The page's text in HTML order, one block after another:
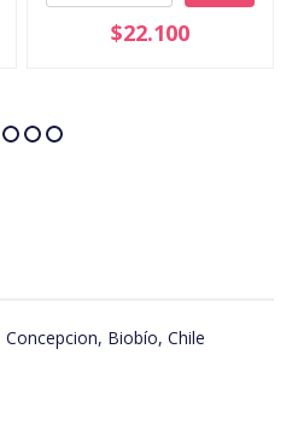
$22.100
Biobío, Chile